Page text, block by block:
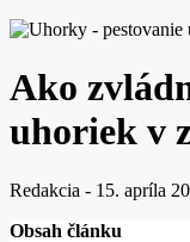
Ako
uhoriek v
Redakcia - 15. apríla
Obsah článku